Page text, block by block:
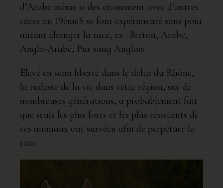
d’Arabe même si des croisement avec d’autres
races au 19èmeS se font expérimenté sans pour
autant changer la race, ex : Breton, Arabe,
Anglo-Arabe, Pur sang Anglais
Élevé en semi liberté dans le delta du Rhône,
la rudesse de la vie dans cette région, sur de
nombreuses générations, a probablement fait
que seuls les plus forts et les plus résistants de
ces animaux ont survécu afin de perpétuer la
race.